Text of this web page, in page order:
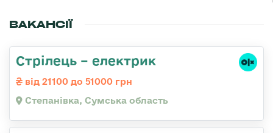
ВАКАНСІЇ
Стрілець – електрик
від 21100 до 51000 грн
Степанівка, Сумська область